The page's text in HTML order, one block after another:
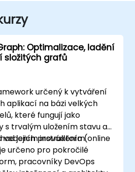
Optimalizace, ladění
složitých grafů
určený k vytváření
aplikací na bázi velkých
které fungují jako
s trvalým uložením stavu a
jejich prováděním.
vedením instruktora (online
určeno pro pokročilé
pracovníky DevOps